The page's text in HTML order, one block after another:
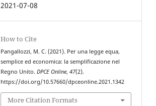
2021-07-08
How to Cite
Pangallozzi, M. C. (2021). Per una legge equa,
semplice ed economica: la semplificazione nel
Regno Unito.DPCE Online,47(2).
https://doi.org/10.57660/dpceonline.2021.1342
More Citation Formats